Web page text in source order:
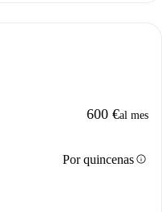
600 €al mes
Por quincenasinfo